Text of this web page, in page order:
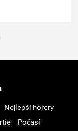
Nejlepší horory
Počasí